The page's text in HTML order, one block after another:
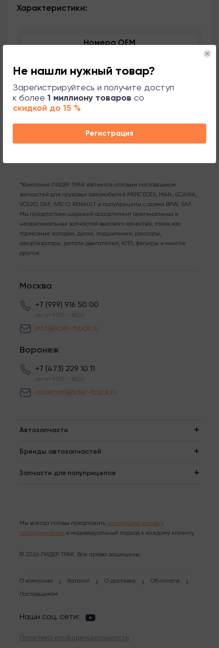
Не нашли нужный товар?
Зарегистрируйтесь и получите доступ
к более 1 миллиону товаров со
скидкой до 15 %
Регистрация
Характеристики:
Номера OEM
Применяемость
Сопутствующие товары
*Компания ЛИДЕР ТРАК является оптовым поставщиком
запчастей для грузовых автомобилей MERCEDES, MAN, SCANIA,
VOLVO, DAF, IVECO, RENAULT и полуприцепы с осями BPW, SAF.
Мы предлагаем широкий ассортимент оригинальных и
неоригинальных запчастей высокого качества, таких как
тормозные колодки, диски, подшипники, рессоры,
амортизаторы, детали двигателей, КПП, фильтры и многое
другое.
Москва
+7 (999) 916 50 00
пн-пт 9:00 – 18:00
info@lider-truck.ru
Воронеж
+7 (473) 229 10 11
пн-пт 9:00 – 18:00
order.vrn@lider-truck.ru
Автозапчасти
Бренды автозапчастей
Запчасти для полуприцепов
Мы всегда готовы предложить наилучшие условия
сотрудничества и индивидуальный подход к каждому клиенту.
© 2026 ЛИДЕР ТРАК. Все права защищены.
О компании Каталог О доставке Об оплате
Поставщикам
Наши соц. сети:
Политика конфиденциальности